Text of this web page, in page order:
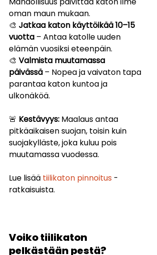
oman maun mukaan.
🎨 Jatkaa katon käyttöikää 10–15
vuotta – Antaa katolle uuden
elämän vuosiksi eteenpäin.
🎨 Valmista muutamassa
päivässä – Nopea ja vaivaton tapa
parantaa katon kuntoa ja
ulkonäköä.
🚨 Kestävyys: Maalaus antaa
pitkäaikaisen suojan, toisin kuin
suojakylläste, joka kuluu pois
muutamassa vuodessa.
Lue lisää tiilikaton pinnoitus -
ratkaisuista.
Voiko tiilikaton
pelkästään pestä?